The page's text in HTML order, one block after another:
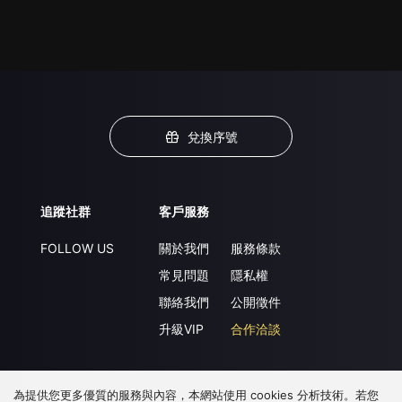
兌換序號
追蹤社群
FOLLOW US
客戶服務
關於我們
常見問題
聯絡我們
升級VIP
服務條款
隱私權
公開徵件
合作洽談
下載 APP
為提供您更多優質的服務與內容，本網站使用 cookies 分析技術。若您